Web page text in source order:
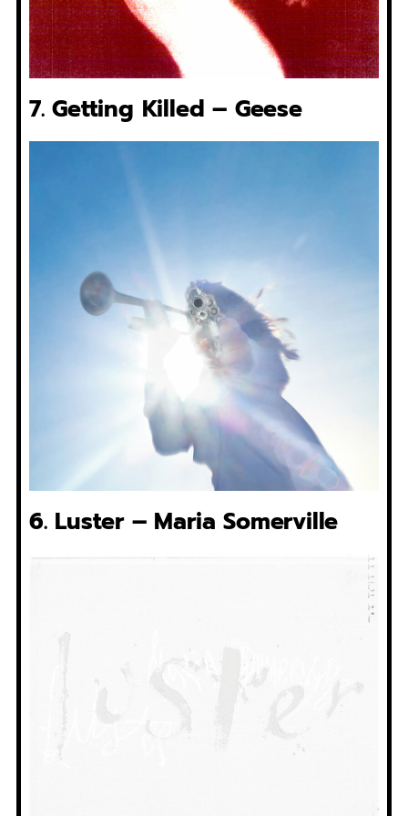
7. Getting Killed – Geese
6. Luster – Maria Somerville